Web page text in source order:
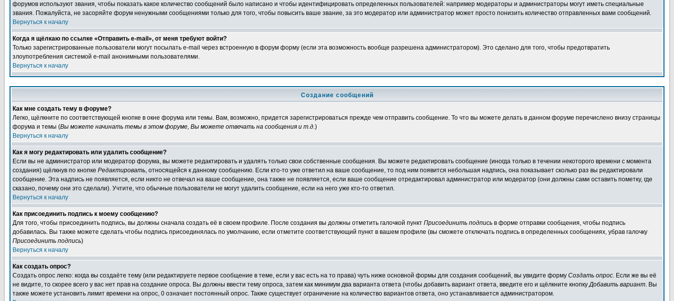
форумов используют звания, чтобы показать какое количество сообщений было написано и чтобы идентифицировать определенных пользователей: например модераторы и администраторы могут иметь специальные
звания. Пожалуйста, не засоряйте форум ненужными сообщениями только для того, чтобы повысить ваше звание, за это модератор или администратор может просто понизить количество отправленных вами сообщений.
Вернуться к началу
Когда я щёлкаю по ссылке «Отправить e-mail», от меня требуют войти?
Только зарегистрированные пользователи могут посылать e-mail через встроенную в форум форму (если эта возможность вообще разрешена администратором). Это сделано для того, чтобы предотвратить
злоупотребления системой e-mail анонимными пользователями.
Вернуться к началу
Создание сообщений
Как мне создать тему в форуме?
Легко, щёлкните по соответствующей кнопке в окне форума или темы. Вам, возможно, придется зарегистрироваться прежде чем отправить сообщение. То что вы можете делать в данном форуме перечислено внизу страницы
форума и темы (Вы можете начинать темы в этом форуме, Вы можете отвечать на сообщения и т.д.)
Вернуться к началу
Как я могу редактировать или удалить сообщение?
Если вы не администратор или модератор форума, вы можете редактировать и удалять только свои собственные сообщения. Вы можете редактировать сообщение (иногда только в течении некоторого времени с момента
создания) щёлкнув по кнопке Редактировать, относящейся к данному сообщению. Если кто-то уже ответил на ваше сообщение, то под ним появится небольшая надпись, она показывает сколько раз вы редактировали
сообщение. Эта надпись не появляется, если никто не отвечал на ваше сообщение, она также не появляется, если ваше сообщение отредактировал администратор или модератор (они должны сами оставить пометку, где
сказано, почему они это сделали). Учтите, что обычные пользователи не могут удалить сообщение, если на него уже кто-то ответил.
Вернуться к началу
Как присоединить подпись к моему сообщению?
Для того, чтобы присоединить подпись, вы должны сначала создать её в своем профиле. После создания вы должны отметить галочкой пункт Присоединить подпись в форме отправки сообщения, чтобы подпись
добавилась. Вы также можете сделать чтобы подпись присоединялась по умолчанию, если отметите соответствующий пункт в вашем профиле (вы сможете отключать подпись в определенных сообщениях, убрав галочку
Присоединить подпись)
Вернуться к началу
Как создать опрос?
Создать опрос легко: когда вы создаёте тему (или редактируете первое сообщение в теме, если у вас есть на то права) чуть ниже основной формы для создания сообщений, вы увидите форму Создать опрос. Если же вы её
не видите, то скорее всего у вас нет прав на создание опроса. Вы должны ввести тему опроса, затем как минимум два варианта ответа (чтобы добавить вариант ответа, введите его и щёлкните кнопкуДобавить вариант. Вы
также можете установить лимит времени на опрос, 0 означает постоянный опрос. Также существует ограничение на количество вариантов ответа, оно устанавливается администратором.